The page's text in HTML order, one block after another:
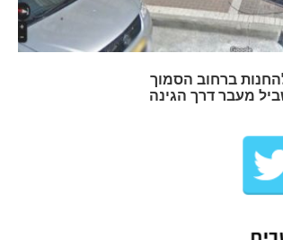
ברחוב הסמוך
בילו 43 , יש שם שביל מעבר דרך הגינה